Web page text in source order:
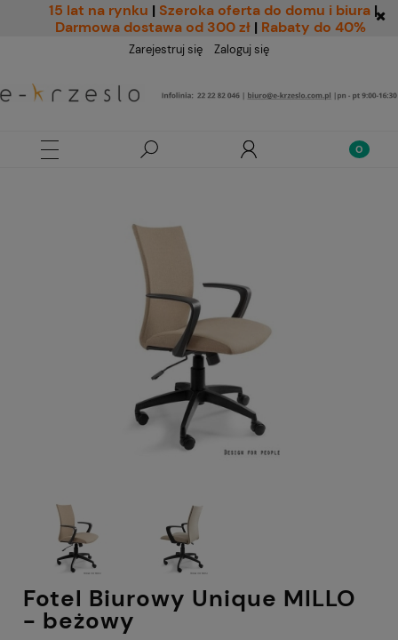
15 lat na rynku | Szeroka oferta do domu i biura |
Darmowa dostawa od 300 zł | Rabaty do 40%
Zarejestruj się Zaloguj się
Fotel Biurowy Unique MILLO
- beżowy